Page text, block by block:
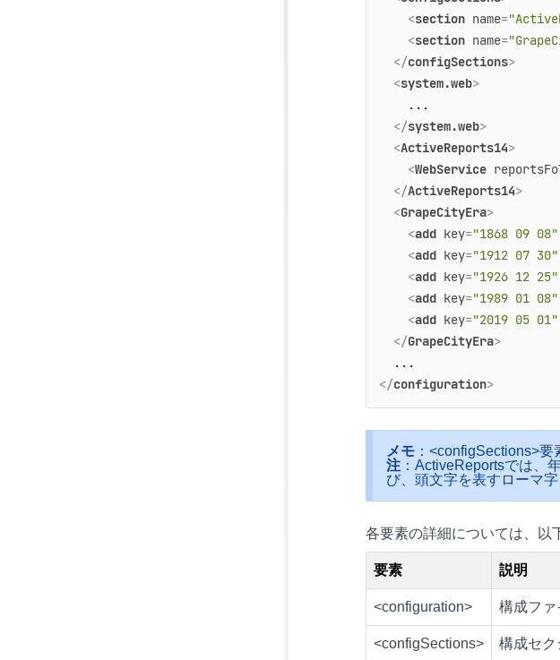
<section name=
<section name=
</configSections>
<system.web>
    ...
</system.web>
<ActiveReports14>
<WebService
</ActiveReports14>
<GrapeCityEra>
<add key="1868 09 08"
<add key="1912 07 30"
<add key="1926 12 25"
<add key="1989 01 08"
<add key="2019 05 01"
</GrapeCityEra>
</configuration>
メモ ：<configSections>
注 ：ActiveReportsでは、
び、頭文字を表すローマ
各要素の詳細については、以
要素 説明
<configuration> 構成ファ
<configSections> 構成セク